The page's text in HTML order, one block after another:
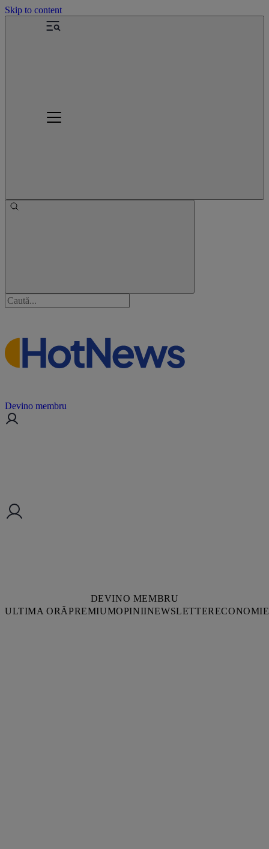
Skip to content
Devino membru
DEVINO MEMBRU
ULTIMA ORĂPREMIUMOPINIINEWSLETTERECONOMIE